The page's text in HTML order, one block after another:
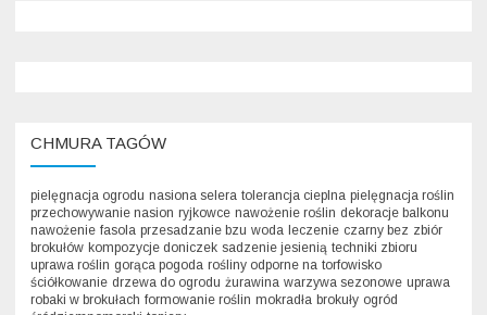
CHMURA TAGÓW
pielęgnacja ogrodu nasiona selera tolerancja cieplna pielęgnacja roślin
przechowywanie nasion ryjkowce nawożenie roślin dekoracje balkonu
nawożenie fasola przesadzanie bzu woda leczenie czarny bez zbiór
brokułów kompozycje doniczek sadzenie jesienią techniki zbioru
uprawa roślin gorąca pogoda rośliny odporne na torfowisko
ściółkowanie drzewa do ogrodu żurawina warzywa sezonowe uprawa
robaki w brokułach formowanie roślin mokradła brokuły ogród